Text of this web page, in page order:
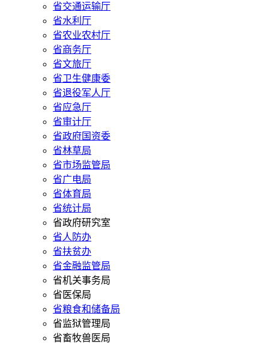
省交通运输厅
省水利厅
省农业农村厅
省商务厅
省文旅厅
省卫生健康委
省退役军人厅
省应急厅
省审计厅
省政府国资委
省林草局
省市场监管局
省广电局
省体育局
省统计局
省政府研究室
省人防办
省扶贫办
省金融监管局
省机关事务局
省医保局
省粮食和储备局
省监狱管理局
省畜牧兽医局